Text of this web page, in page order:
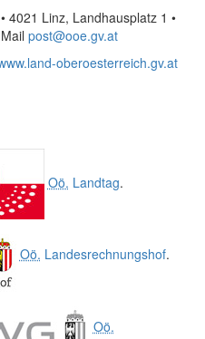
4021 Linz, Landhausplatz 1 •
post@ooe.gv.at
oberoesterreich.gv.at
Oö. Landtag.
Oö. Landesrechnungshof.
Oö.